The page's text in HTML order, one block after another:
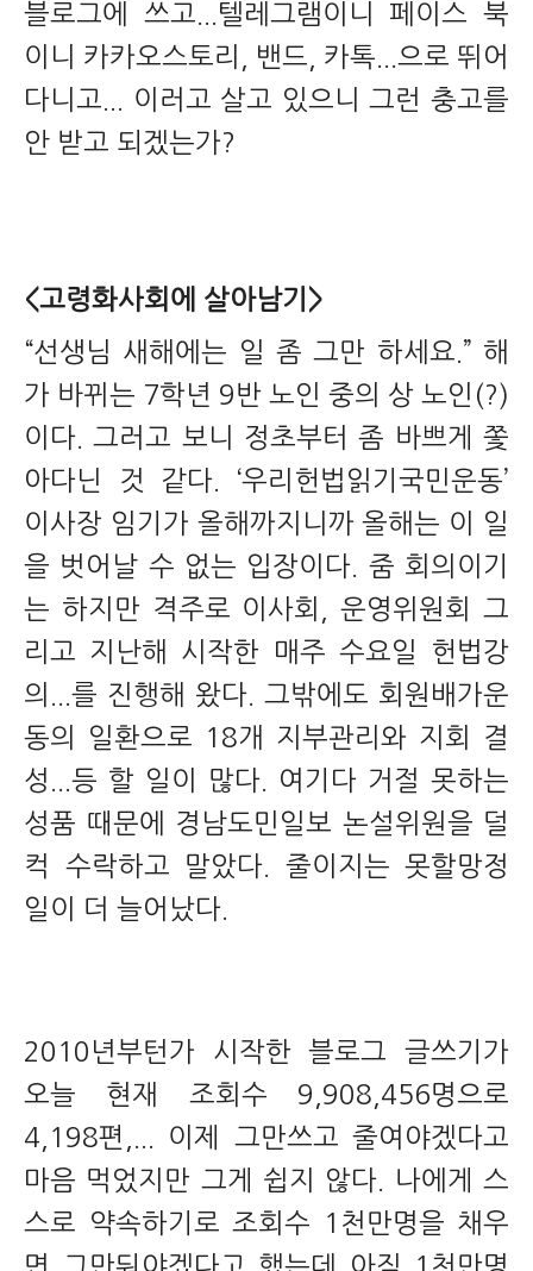
블로그에 쓰고...텔레그램이니 페이스 북
이니 카카오스토리, 밴드, 카톡...으로 뛰어
다니고... 이러고 살고 있으니 그런 충고를
안 받고 되겠는가?
<고령화사회에 살아남기>
“선생님 새해에는 일 좀 그만 하세요.” 해
가 바뀌는 7학년 9반 노인 중의 상 노인(?)
이다. 그러고 보니 정초부터 좀 바쁘게 쫓
아다닌 것 같다. ‘우리헌법읽기국민운동’
이사장 임기가 올해까지니까 올해는 이 일
을 벗어날 수 없는 입장이다. 줌 회의이기
는 하지만 격주로 이사회, 운영위원회 그
리고 지난해 시작한 매주 수요일 헌법강
의...를 진행해 왔다. 그밖에도 회원배가운
동의 일환으로 18개 지부관리와 지회 결
성...등 할 일이 많다. 여기다 거절 못하는
성품 때문에 경남도민일보 논설위원을 덜
컥 수락하고 말았다. 줄이지는 못할망정
일이 더 늘어났다.
2010년부턴가 시작한 블로그 글쓰기가
오늘 현재 조회수 9,908,456명으로
4,198편,... 이제 그만쓰고 줄여야겠다고
마음 먹었지만 그게 쉽지 않다. 나에게 스
스로 약속하기로 조회수 1천만명을 채우